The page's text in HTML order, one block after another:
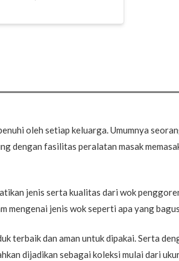
oleh setiap keluarga. Umumnya
dengan fasilitas peralatan masak
jenis serta kualitas dari wok
mengenai jenis wok seperti apa yang
terbaik dan aman untuk dipakai. Serta
dijadikan sebagai koleksi mulai dari